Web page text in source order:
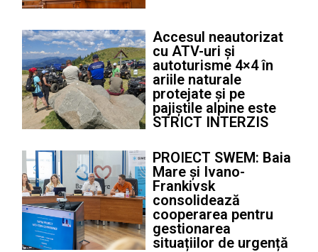
Accesul neautorizat
cu ATV-uri și
autoturisme 4×4 în
ariile naturale
protejate și pe
pajiștile alpine este
STRICT INTERZIS
PROIECT SWEM: Baia
Mare și Ivano-
Frankivsk
consolidează
cooperarea pentru
gestionarea
situațiilor de urgență